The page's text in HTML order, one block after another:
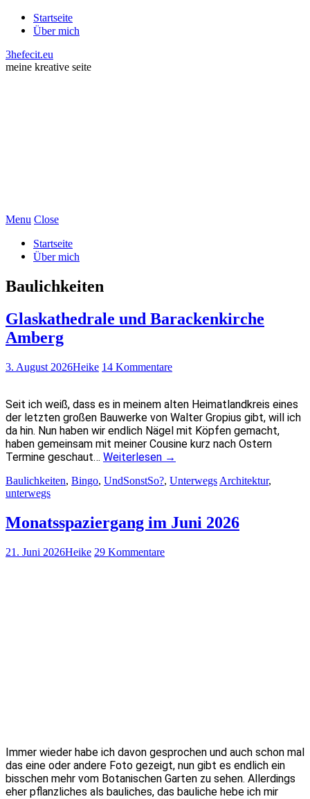
Startseite
Über mich
3hefecit.eu
meine kreative seite
Menu Close
Startseite
Über mich
Baulichkeiten
Glaskathedrale und Barackenkirche
Amberg
3. August 2026Heike 14 Kommentare
Seit ich weiß, dass es in meinem alten Heimatlandkreis eines
der letzten großen Bauwerke von Walter Gropius gibt, will ich
da hin. Nun haben wir endlich Nägel mit Köpfen gemacht,
haben gemeinsam mit meiner Cousine kurz nach Ostern
Termine geschaut… Weiterlesen →
Baulichkeiten, Bingo, UndSonstSo?, Unterwegs Architektur,
unterwegs
Monatsspaziergang im Juni 2026
21. Juni 2026Heike 29 Kommentare
Immer wieder habe ich davon gesprochen und auch schon mal
das eine oder andere Foto gezeigt, nun gibt es endlich ein
bisschen mehr vom Botanischen Garten zu sehen. Allerdings
eher pflanzliches als bauliches, das bauliche hebe ich mir